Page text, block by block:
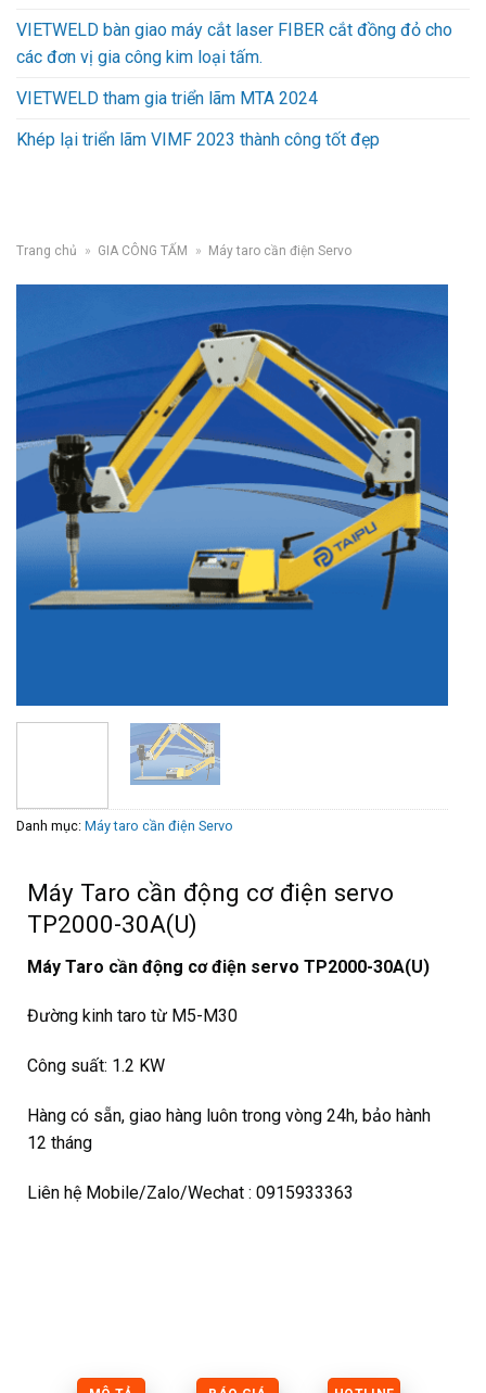
VIETWELD bàn giao máy cắt laser FIBER cắt đồng đỏ cho
các đơn vị gia công kim loại tấm.
VIETWELD tham gia triển lãm MTA 2024
Khép lại triển lãm VIMF 2023 thành công tốt đẹp
Trang chủ » GIA CÔNG TẤM » Máy taro cần điện Servo
Danh mục: Máy taro cần điện Servo
Máy Taro cần động cơ điện servo
TP2000-30A(U)
Máy Taro cần động cơ điện servo TP2000-30A(U)
Đường kinh taro từ M5-M30
Công suất: 1.2 KW
Hàng có sẵn, giao hàng luôn trong vòng 24h, bảo hành
12 tháng
Liên hệ Mobile/Zalo/Wechat : 0915933363